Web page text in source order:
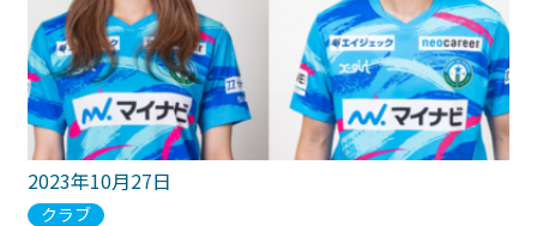
2023年10月27日
クラブ